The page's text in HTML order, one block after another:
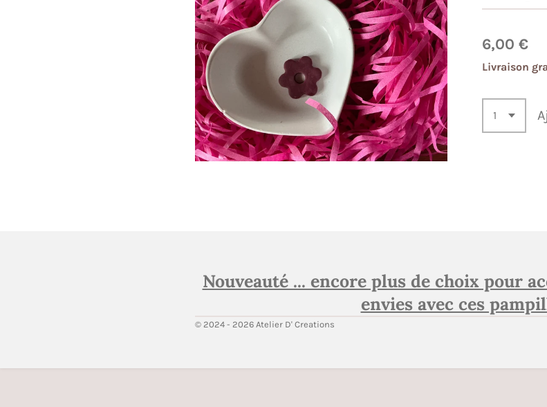
6,00 €
Livraison
Nouveauté ... encore plus de choix pour
envies avec ces
© 2024 - 2026 Atelier D' Creations